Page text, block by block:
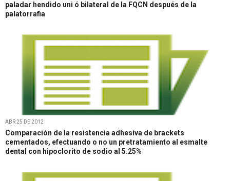
paladar hendido uni ó bilateral de la FQCN después de la
palatorrafia
ABR 25 DE 2012
Comparación de la resistencia adhesiva de brackets
cementados, efectuando o no un pretratamiento al esmalte
dental con hipoclorito de sodio al 5.25%